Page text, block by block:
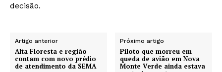
decisão.
Artigo anterior
Alta Floresta e região
contam com novo prédio
de atendimento da SEMA
Próximo artigo
Piloto que morreu em
queda de avião em Nova
Monte Verde ainda estava